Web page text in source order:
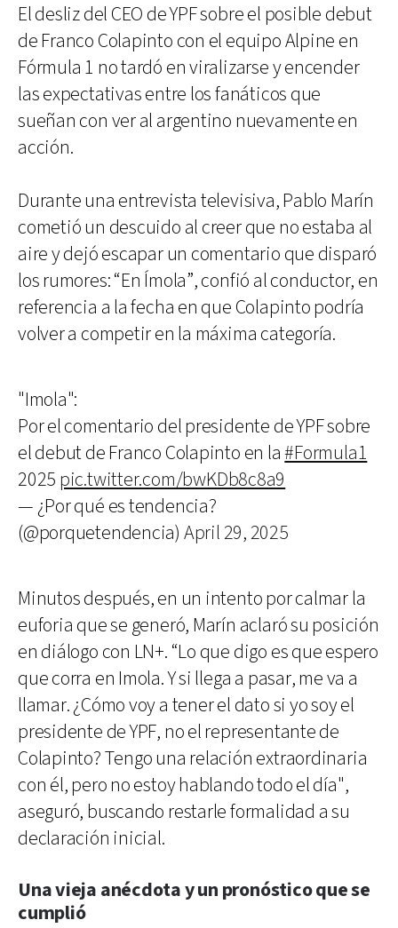
El desliz del CEO de YPF sobre el posible debut
de Franco Colapinto con el equipo Alpine en
Fórmula 1 no tardó en viralizarse y encender
las expectativas entre los fanáticos que
sueñan con ver al argentino nuevamente en
acción.
Durante una entrevista televisiva, Pablo Marín
cometió un descuido al creer que no estaba al
aire y dejó escapar un comentario que disparó
los rumores: “En Ímola”, confió al conductor, en
referencia a la fecha en que Colapinto podría
volver a competir en la máxima categoría.
"Imola":
Por el comentario del presidente de YPF sobre
el debut de Franco Colapinto en la#Formula1
2025 pic.twitter.com/bwKDb8c8a9
— ¿Por qué es tendencia?
(@porquetendencia) April 29, 2025
Minutos después, en un intento por calmar la
euforia que se generó, Marín aclaró su posición
en diálogo con LN+. “Lo que digo es que espero
que corra en Imola. Y si llega a pasar, me va a
llamar. ¿Cómo voy a tener el dato si yo soy el
presidente de YPF, no el representante de
Colapinto? Tengo una relación extraordinaria
con él, pero no estoy hablando todo el día",
aseguró, buscando restarle formalidad a su
declaración inicial.
Una vieja anécdota y un pronóstico que se
cumplió